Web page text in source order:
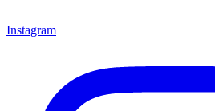
Instagram